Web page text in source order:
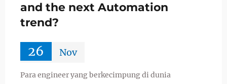
and the next Automation
trend?
26 Nov
Para engineer yang berkecimpung di dunia